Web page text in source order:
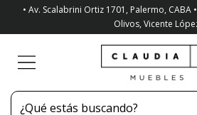
• Av. Scalabrini Ortiz 1701, Palermo,
Olivos, Vicente